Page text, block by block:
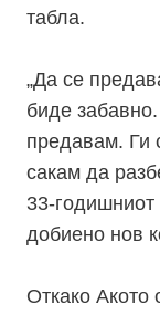
табла.
„Да се
биде
предавам. Ги
сакам да
33-
добиено нов
Откако Акото